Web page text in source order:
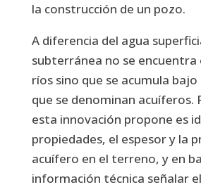
la construcción de un pozo.
A diferencia del agua
subterránea no se encuentra
ríos sino que se acumula
que se denominan acuíferos.
esta innovación propone es
propiedades, el espesor y la
acuífero en el terreno, y en
información técnica señalar